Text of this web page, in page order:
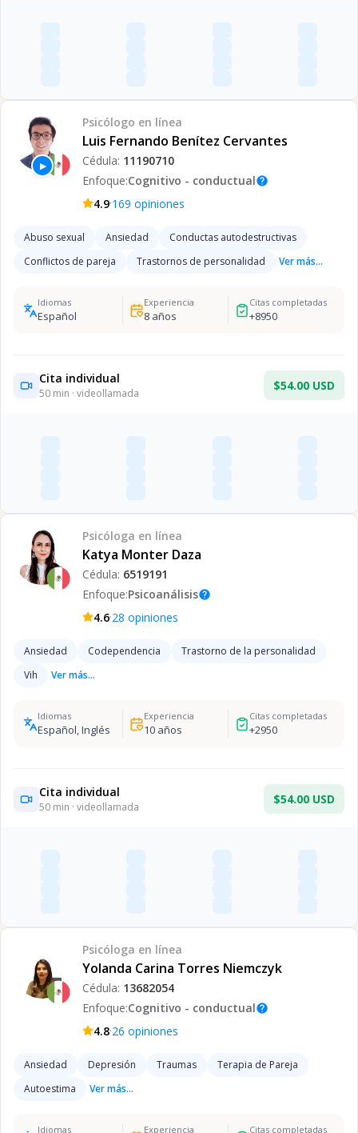
▶
Psicólogo en línea
Luis Fernando Benítez Cervantes
Cédula: 11190710
Enfoque:Cognitivo - conductualhelp
4.9·169 opiniones
Abuso sexual Ansiedad
Conductas autodestructivas
Conflictos de pareja
Trastornos de personalidad Ver más...
Idiomas
Español
Experiencia
8años
Citas completadas
+8950
Cita individual
50 min · videollamada
$54.00 USD
Psicóloga en línea
Katya Monter Daza
Cédula: 6519191
Enfoque:Psicoanálisishelp
4.6·28 opiniones
Ansiedad Codependencia
Trastorno de la personalidad
Vih
Ver más...
Idiomas
Español, Inglés
Experiencia
10años
Citas completadas
+2950
Cita individual
50 min · videollamada
$54.00 USD
Psicóloga en línea
Yolanda Carina Torres Niemczyk
Cédula: 13682054
Enfoque:Cognitivo - conductualhelp
4.8·26 opiniones
Ansiedad Depresión Traumas
Terapia de Pareja
Autoestima
Ver más...
Idiomas Experiencia Citas completadas